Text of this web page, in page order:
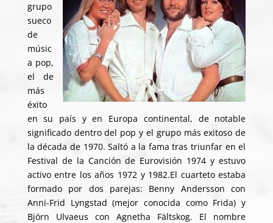
grupo
sueco
de
músic
a pop,
el de
más
éxito
en su país y en Europa continental, de notable
significado dentro del pop y el grupo más exitoso de
ladécada de 1970. Saltó a la fama tras triunfar en el
Festival de la Canción de Eurovisión 1974 y estuvo
activo entre los años 1972 y 1982.El cuarteto estaba
formado por dos parejas: Benny Andersson con
Anni-Frid Lyngstad (mejor conocida como Frida) y
Björn Ulvaeus con Agnetha Fältskog. El nombre